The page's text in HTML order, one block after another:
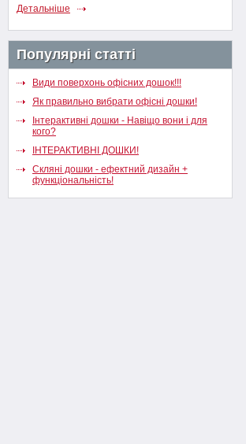
Детальніше
Популярні статті
Види поверхонь офісних дошок!!!
Як правильно вибрати офісні дошки!
Інтерактивні дошки - Навіщо вони і для
кого?
ІНТЕРАКТИВНІ ДОШКИ!
Скляні дошки - ефектний дизайн +
функціональність!